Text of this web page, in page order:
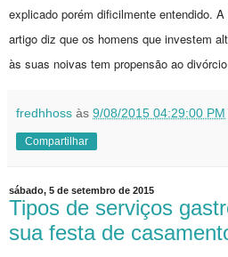
explicado porém dificilmente entendido.
artigo diz que os homens que investem
às suas noivas tem propensão ao
fredhhoss às 9/08/2015 04:29:00 PM
Compartilhar
sábado, 5 de setembro de 2015
Tipos de serviços
sua festa de